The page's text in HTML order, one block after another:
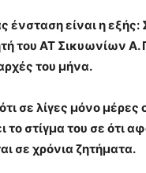
ένσταση είναι η εξής:
του ΑΤ Σικυωνίων
του μήνα.
σε λίγες μόνο μέρες
το στίγμα του σε ότι
σε χρόνια ζητήματα.